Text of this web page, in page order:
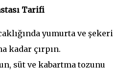
Tarifi
yumurta ve şekeri
kadar çırpın.
süt ve kabartma tozunu